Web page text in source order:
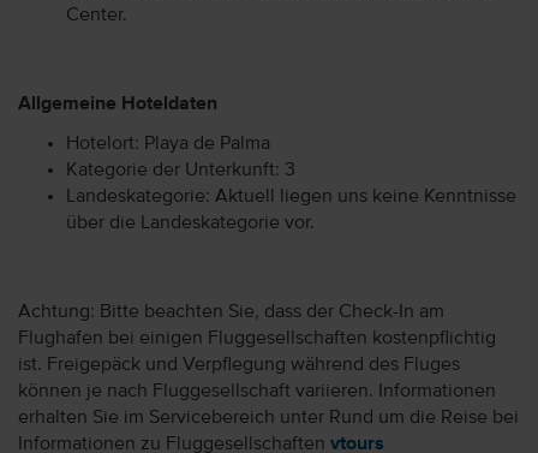
Center.
Allgemeine Hoteldaten
Hotelort: Playa de Palma
Kategorie der Unterkunft: 3
Landeskategorie: Aktuell liegen uns keine Kenntnisse
über die Landeskategorie vor.
Achtung: Bitte beachten Sie, dass der Check-In am
Flughafen bei einigen Fluggesellschaften kostenpflichtig
ist. Freigepäck und Verpflegung während des Fluges
können je nach Fluggesellschaft variieren. Informationen
erhalten Sie im Servicebereich unter Rund um die Reise bei
Informationen zu Fluggesellschaften vtours